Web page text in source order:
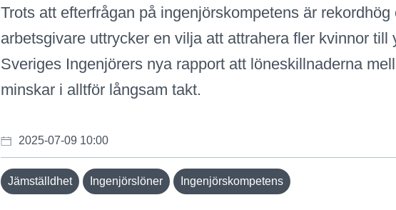
Trots att efterfrågan på ingenjörskompetens är rekordhög
arbetsgivare uttrycker en vilja att attrahera fler kvinnor till
Sveriges Ingenjörers nya rapport att löneskillnaderna
minskar i alltför långsam takt.
2025-07-09 10:00
Jämställdhet Ingenjörslöner Ingenjörskompetens